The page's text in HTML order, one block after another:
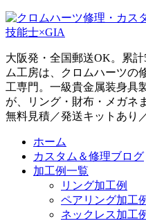
大阪発・全国郵送OK。累
ム工房は、クロムハーツの
工専門。一級貴金属装身具
が、リング・財布・メガネ
無料見積／発送キットあり
ホーム
カスタム＆修理ブログ
加工例一覧
リング加工例
ペアリング加工
ネックレス加工